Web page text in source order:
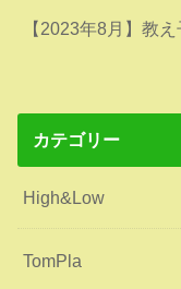
【2023年8月】教
カテゴリー
High&Low
TomPla